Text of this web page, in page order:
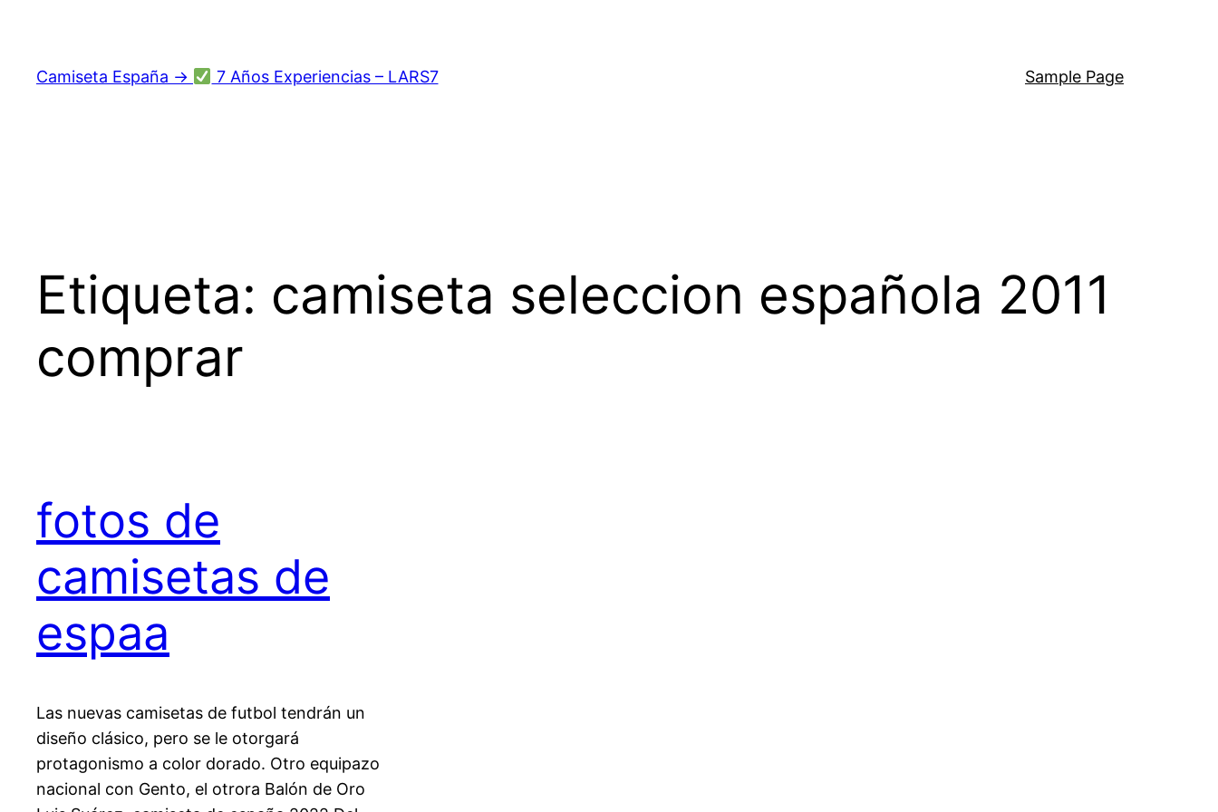
contenido
Camiseta España → 7 Años Experiencias – LARS7 Sample Page
Etiqueta: camiseta seleccion española 2011
comprar
fotos de
camisetas de
espaa
Las nuevas camisetas de futbol tendrán un
diseño clásico, pero se le otorgará
protagonismo a color dorado. Otro equipazo
nacional con Gento, el otrora Balón de Oro